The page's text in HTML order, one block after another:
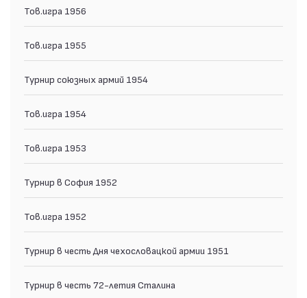
Тов.игра 1956
Тов.игра 1955
Турнир союзных армий 1954
Тов.игра 1954
Тов.игра 1953
Турнир в София 1952
Тов.игра 1952
Турнир в честь Дня чехословацкой армии 1951
Турнир в честь 72-летия Сталина